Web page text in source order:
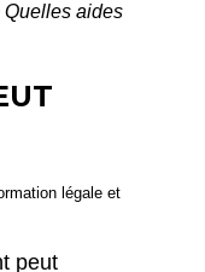
Quelles aides
légale et
peut